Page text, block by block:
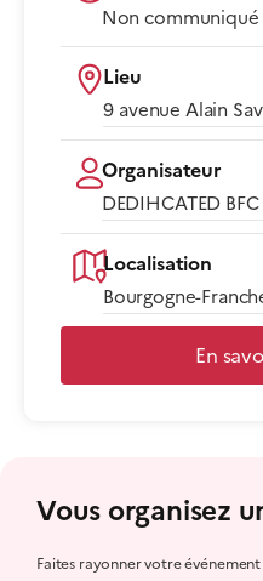
Non communiqué​
Lieu
9 avenue Alain
Organisateur
DEDIHCATED BFC
Localisation
Bourgogne-
En
Vous organisez
Faites rayonner votre